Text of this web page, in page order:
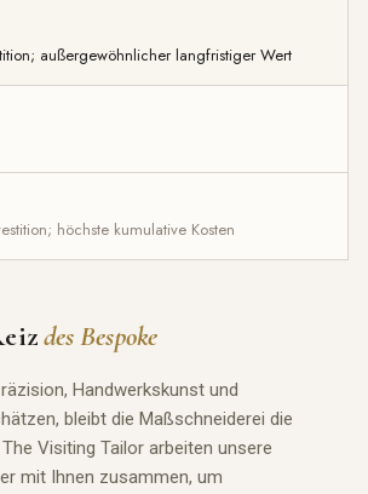
außergewöhnlicher langfristiger Wert
höchste kumulative Kosten
des Bespoke
Handwerkskunst und
bleibt die Maßschneiderei die
Visiting Tailor arbeiten unsere
mit Ihnen zusammen, um